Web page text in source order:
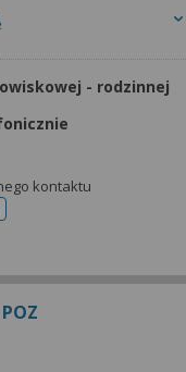
- rodzinnej
kontaktu
rejestracji